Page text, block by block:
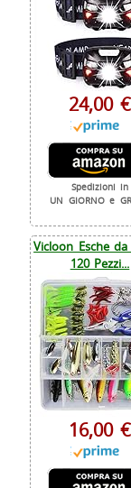
24,00 €
Spedizioni in
UN GIORNO e
Vicloon Esche da
120 Pezzi...
16,00 €